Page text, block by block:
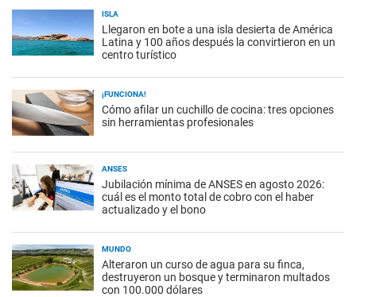
ISLA
Llegaron en bote a una isla desierta de América
Latina y 100 años después la convirtieron en un
centro turístico
¡FUNCIONA!
Cómo afilar un cuchillo de cocina: tres opciones
sin herramientas profesionales
ANSES
Jubilación mínima de ANSES en agosto 2026:
cuál es el monto total de cobro con el haber
actualizado y el bono
MUNDO
Alteraron un curso de agua para su finca,
destruyeron un bosque y terminaron multados
con 100.000 dólares